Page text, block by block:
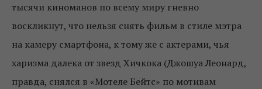
тысячи киноманов по всему миру гневно
воскликнут, что нельзя снять фильм в стиле мэтра
на камеру смартфона, к тому же с актерами, чья
харизма далека от звезд Хичкока (Джошуа Леонард,
правда, снялся в «Мотеле Бейтс» по мотивам